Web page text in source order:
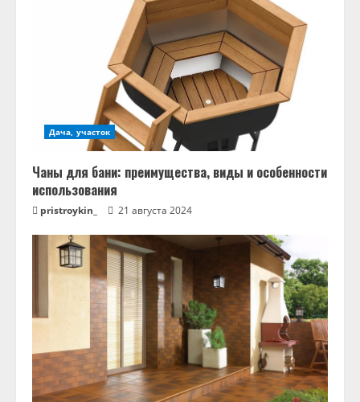
Дача, участок
Чаны для бани: преимущества, виды и особенности
использования
pristroykin_ 21 августа 2024